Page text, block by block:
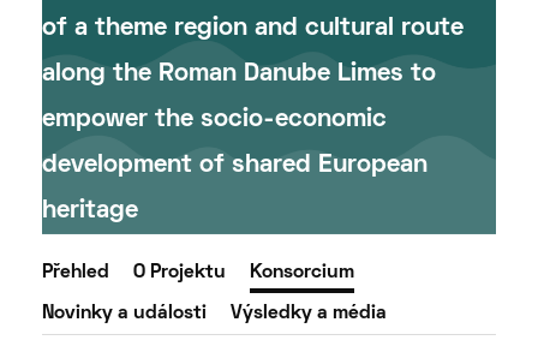
of a theme region and cultural route
along the Roman Danube Limes to
empower the socio-economic
development of shared European
heritage
Přehled O Projektu Konsorcium
Novinky a události Výsledky a média